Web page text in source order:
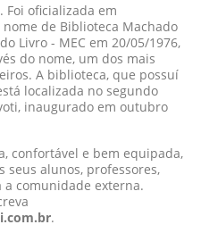
Foi oficializada em
de Biblioteca Machado
Livro - MEC em 20/05/1976,
do nome, um dos mais
A biblioteca, que possuí
localizada no segundo
inaugurado em outubro
confortável e bem equipada,
seus alunos, professores,
comunidade externa.
.